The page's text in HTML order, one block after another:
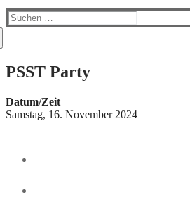
Suchen
nach:
PSST Party
Datum/Zeit
Samstag, 16. November 2024